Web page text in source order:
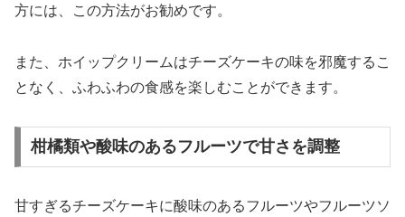
方には、この方法がお勧めです。
また、ホイップクリームはチーズケーキの味を邪魔するこ
となく、ふわふわの食感を楽しむことができます。
柑橘類や酸味のあるフルーツで甘さを調整
甘すぎるチーズケーキに酸味のあるフルーツやフルーツソ